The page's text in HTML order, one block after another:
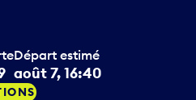
Départ estimé
août 7, 16:40